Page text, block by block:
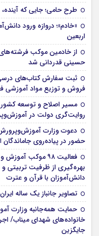
طرح حامی؛ جایی که
«خادم»؛ دروازه ورود
اربعین
از خادمین موکب فرشته‌های
حسینی قدردانی شد
ثبت سفارش کتاب‌های
فروش و توزیع مواد آموزشی
مسیر اصلاح و توسعه
روایت‌‌گری دولت در
دعوت وزارت
حضور در پیاده‌روی جاماندگان
فعالیت ۹۸ موکب
بهره‌گیری از ظرفیت تربیتی و
دانش‌آموزان با قرآن و عترت
تصاویر جانباز یک ساله
حمایت همه‌جانبه وزارت
جایگزین